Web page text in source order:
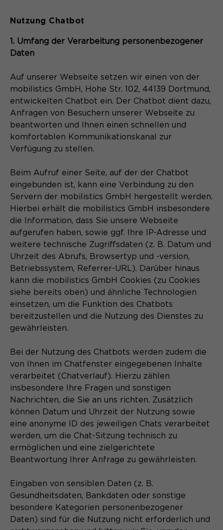
Nutzung Chatbot
1. Umfang der Verarbeitung personenbezogener
Daten
Auf unserer Webseite setzen wir einen von der
mobilistics GmbH, Hohe Str. 102, 44139 Dortmund,
entwickelten Chatbot ein. Der Chatbot dient dazu,
Anfragen von Besuchern unserer Webseite zu
beantworten und Ihnen einen schnellen und
komfortablen Kommunikationskanal zur
Verfügung zu stellen.
Beim Aufruf einer Seite, auf der der Chatbot
eingebunden ist, kann eine Verbindung zu den
Servern der mobilistics GmbH hergestellt werden.
Hierbei erhält die mobilistics GmbH insbesondere
die Information, dass Sie unsere Webseite
aufgerufen haben, sowie ggf. Ihre IP-Adresse und
weitere technische Zugriffsdaten (z. B. Datum und
Uhrzeit des Abrufs, Browsertyp und -version,
Betriebssystem, Referrer-URL). Darüber hinaus
kann die mobilistics GmbH Cookies (zu Cookies
siehe bereits oben) und ähnliche Technologien
einsetzen, um die Funktion des Chatbots
bereitzustellen und die Nutzung des Dienstes zu
gewährleisten.
Bei der Nutzung des Chatbots werden zudem die
von Ihnen im Chatfenster eingegebenen Inhalte
verarbeitet (Chatverlauf). Hierzu zählen
insbesondere Ihre Fragen und sonstigen
Nachrichten, die Sie an uns richten. Zusätzlich
können Datum und Uhrzeit der Nutzung sowie
eine anonyme ID des jeweiligen Chats verarbeitet
werden, um die Chat-Sitzung technisch zu
ermöglichen und eine zielgerichtete
Beantwortung Ihrer Anfrage zu gewährleisten.
Eingaben von sensiblen Daten (z. B.
Gesundheitsdaten, Bankdaten oder sonstige
besondere Kategorien personenbezogener
Daten) sind für die Nutzung nicht erforderlich und